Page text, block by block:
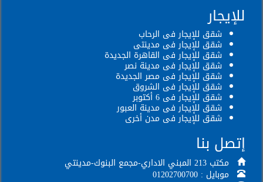
للإيجار
شقق للإيجار فى الرحاب
شقق للإيجار فى مدينتى
شقق للإيجار فى القاهرة الجديدة
شقق للإيجار فى مدينة نصر
شقق للإيجار فى مصر الجديدة
شقق للإيجار فى الشروق
شقق للإيجار فى 6 أكتوبر
شقق للإيجار فى مدينة العبور
شقق للإيجار فى مدن أخرى
إتصل بنا
مكتب 213 المبني الاداري-مجمع البنوك-مدينتي
موبايل : 01202700700